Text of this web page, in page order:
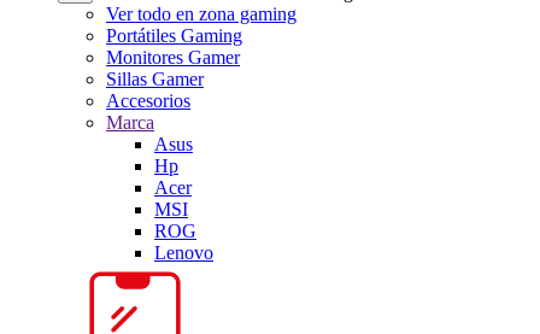
Ver todo en zona gaming
Portátiles Gaming
Monitores Gamer
Sillas Gamer
Accesorios
Marca
Asus
Hp
Acer
MSI
ROG
Lenovo